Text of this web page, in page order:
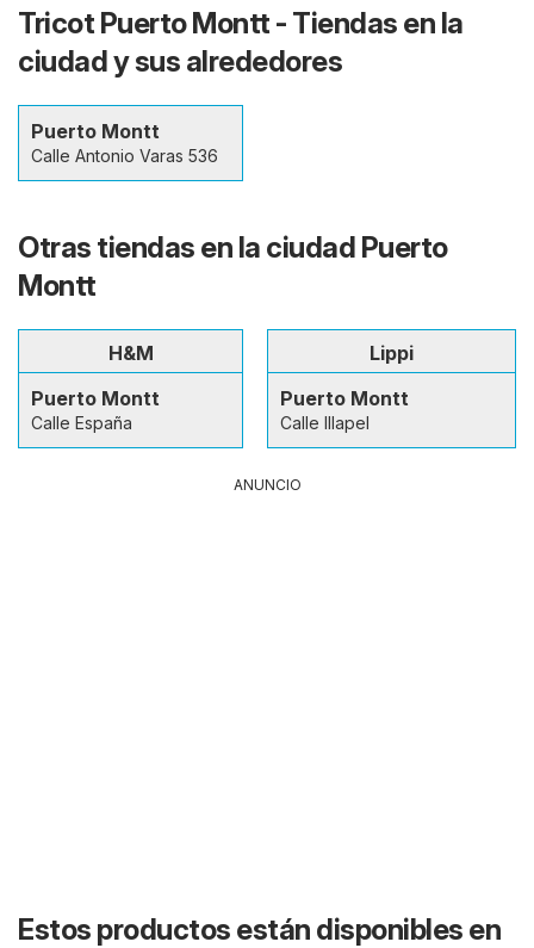
Tricot Puerto Montt - Tiendas en la
ciudad y sus alrededores
Puerto Montt
Calle Antonio Varas 536
Otras tiendas en la ciudad Puerto
Montt
H&M
Puerto Montt
Calle España
Lippi
Puerto Montt
Calle Illapel
ANUNCIO
Estos productos están disponibles en